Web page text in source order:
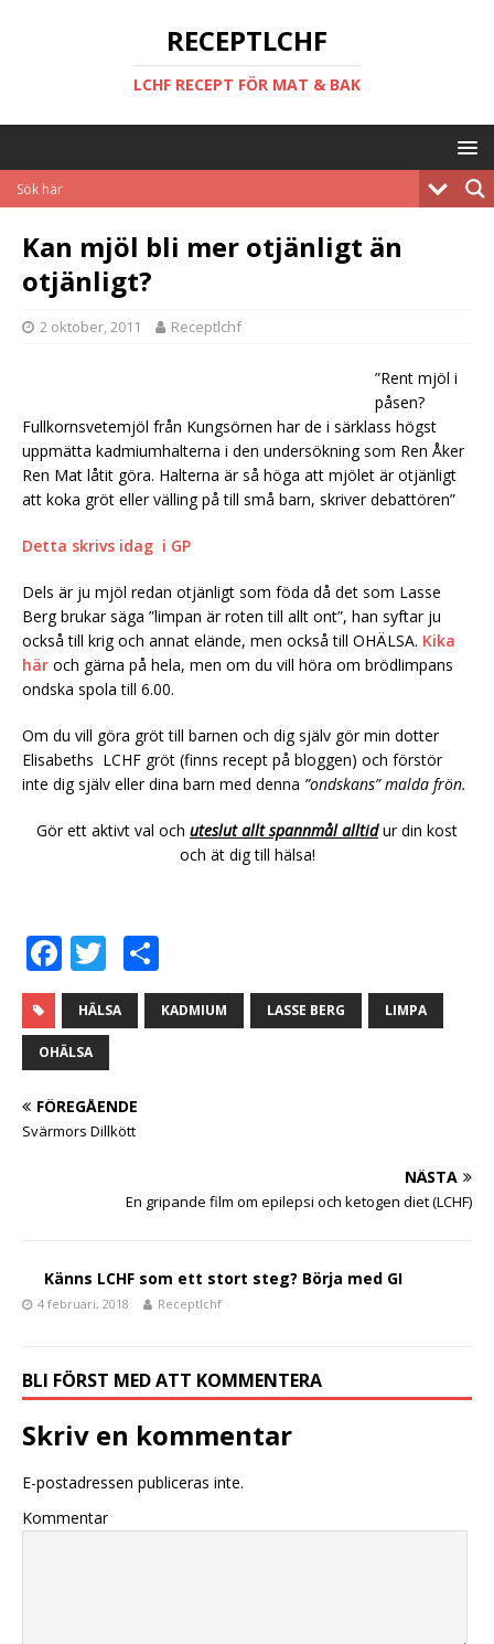
RECEPTLCHF
LCHF RECEPT FÖR MAT & BAK
Kan mjöl bli mer otjänligt än
otjänligt?
2 oktober, 2011 Receptlchf
”Rent mjöl i
påsen?
Fullkornsvetemjöl från Kungsörnen har de i särklass högst
uppmätta kadmiumhalterna i den undersökning som Ren Åker
Ren Mat låtit göra. Halterna är så höga att mjölet är otjänligt
att koka gröt eller välling på till små barn, skriver debattören”
Detta skrivs idag i GP
Dels är ju mjöl redan otjänligt som föda då det som Lasse
Berg brukar säga ”limpan är roten till allt ont”, han syftar ju
också till krig och annat elände, men också till OHÄLSA. Kika
här och gärna på hela, men om du vill höra om brödlimpans
ondska spola till 6.00.
Om du vill göra gröt till barnen och dig själv gör min dotter
Elisabeths LCHF gröt (finns recept på bloggen) och förstör
inte dig själv eller dina barn med denna ”ondskans” malda frön.
Gör ett aktivt val och uteslut allt spannmål alltidur din kost
och ät dig till hälsa!
F
a
c
e
b
o
T
w
it
te
r
el
a
HÄLSA KADMIUM LASSE BERG LIMPA
OHÄLSA
FÖREGÅENDE
Svärmors Dillkött
NÄSTA
En gripande film om epilepsi och ketogen diet (LCHF)
Känns LCHF som ett stort steg? Börja med GI
4 februari, 2018 Receptlchf
BLI FÖRST MED ATT KOMMENTERA
Skriv en kommentar
E-postadressen publiceras inte.
Kommentar